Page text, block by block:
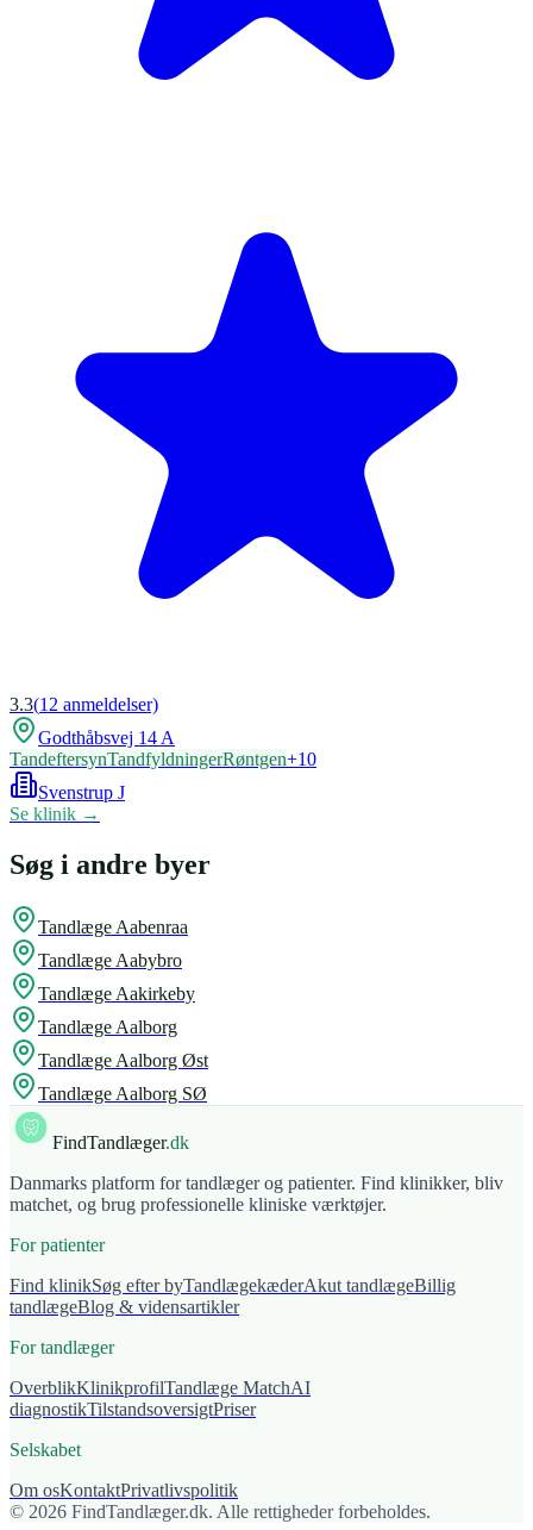
3.3(12 anmeldelser)
Godthåbsvej 14 A
TandeftersynTandfyldningerRøntgen+10
Svenstrup J
Se klinik →
Søg i andre byer
Tandlæge Aabenraa
Tandlæge Aabybro
Tandlæge Aakirkeby
Tandlæge Aalborg
Tandlæge Aalborg Øst
Tandlæge Aalborg SØ
FindTandlæger.dk
Danmarks platform for tandlæger og patienter. Find klinikker, bliv
matchet, og brug professionelle kliniske værktøjer.
For patienter
Find klinikSøg efter byTandlægekæderAkut tandlægeBillig
tandlægeBlog & vidensartikler
For tandlæger
OverblikKlinikprofilTandlæge MatchAI
diagnostikTilstandsoversigtPriser
Selskabet
Om osKontaktPrivatlivspolitik
© 2026 FindTandlæger.dk. Alle rettigheder forbeholdes.